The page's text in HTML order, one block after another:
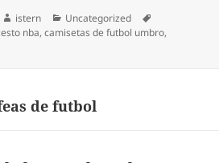
Autor
istern Categorías
Uncategorized
nba,camisetas de futbol umbro,
de futbol